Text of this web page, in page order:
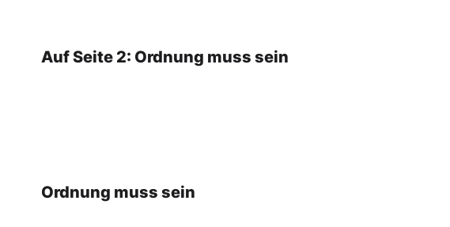
Auf Seite 2: Ordnung muss sein
Ordnung muss sein